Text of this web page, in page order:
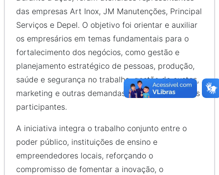
das empresas Art Inox, JM Manutenções, Principal
Serviços e Depel. O objetivo foi orientar e auxiliar
os empresários em temas fundamentais para o
fortalecimento dos negócios, como gestão e
planejamento estratégico de pessoas, produção,
saúde e segurança no trabalho, gestão de custos,
marketing e outras demandas apresentadas pelos
participantes.
A iniciativa integra o trabalho conjunto entre o
poder público, instituições de ensino e
empreendedores locais, reforçando o
compromisso de fomentar a inovação, o